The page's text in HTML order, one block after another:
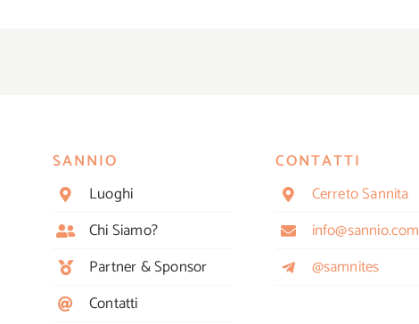
SANNIO
Luoghi
Chi Siamo?
Partner & Sponsor
Contatti
CONTATTI
Cerreto Sannita
info@sannio.com
@samnites